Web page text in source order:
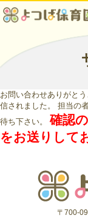
お問い合わせありがと
信されました。 担当の
待ち下さい。確認
をお送りして
〒700-